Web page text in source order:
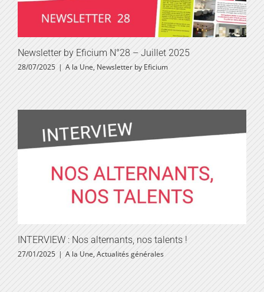
Newsletter by Eficium N°28 – Juillet 2025
28/07/2025 | A la Une, Newsletter by Eficium
INTERVIEW : Nos alternants, nos talents !
27/01/2025 | A la Une,Actualités générales